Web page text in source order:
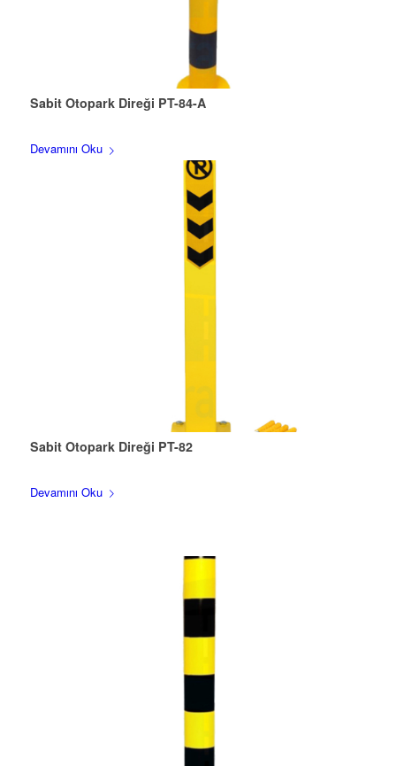
Sabit Otopark Direği PT-84-A
Devamını Oku
Sabit Otopark Direği PT-82
Devamını Oku